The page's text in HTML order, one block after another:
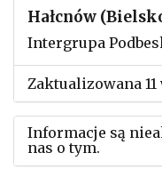
Hałcnów
Intergrupa
Zaktualizowana
Informacje są
nas o tym.